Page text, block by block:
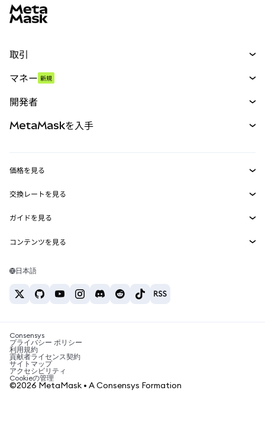
取引
パーペチュアル
RWA
マネー 新規
開発者
MetaMask Connect
Snaps
Web3サービス
MetaMaskを入手
セキュリティ
サポート
キャリア
お問い合わせ
価格を見る
イーサリアムの価格
Solanaの価格
Tetherの価格
交換レートを見る
ETH→USD
USDT→INR
BTC→INR
ETH→USDT
ガイドを見る
ETHの購入
USDTの購入
SHIBの購入
BNBの購入
コンテンツを見る
Solanaウォレット
税制関連ニュース
暗号資産の購入方法は？
ビットコインを売るには？
日本語
Consensys
プライバシー ポリシー
利用規約
貢献者ライセンス契約
サイトマップ
アクセシビリティ
Cookieの管理
©2026 MetaMask • A Consensys Formation